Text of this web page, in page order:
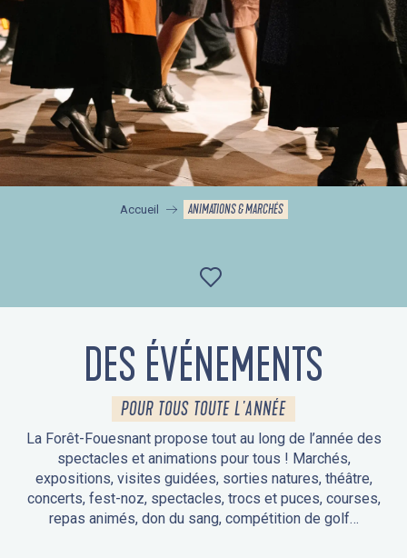
Accueil ANIMATIONS & MARCHÉS
Ajouter aux
DES ÉVÉNEMENTS
POUR TOUS TOUTE L'ANNÉE
La Forêt-Fouesnant propose tout au long de l’année des
spectacles et animations pour tous ! Marchés,
expositions, visites guidées, sorties natures, théâtre,
concerts, fest-noz, spectacles, trocs et puces, courses,
repas animés, don du sang, compétition de golf…